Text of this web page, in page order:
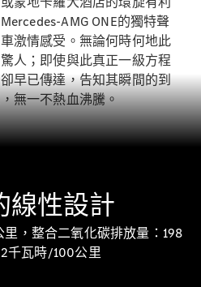
AMG ONE的獨特聲
激情感受。無論何時何地此
人；即使與此真正一級方程
早已傳達，告知其瞬間的到
無一不熱血沸騰。
線性設計
，整合二氧化碳排放量：198
千瓦時/100公里